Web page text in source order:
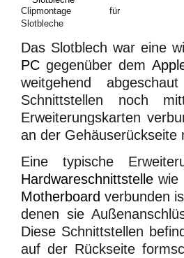
Clipmontage für
Slotbleche
Das Slotblech war eine
PC gegenüber dem
weitgehend
Schnittstellen noch
Erweiterungskarten
an der Gehäuserückseite
Eine typische
Hardwareschnittstelle wie
Motherboard verbunden
denen sie
Diese Schnittstellen
auf der Rückseite